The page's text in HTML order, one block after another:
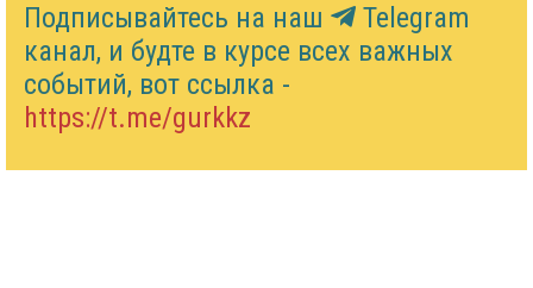
Подписывайтесь на наш
Telegram
канал, и будте в курсе всех важных
событий, вот ссылка -
https://t.me/gurkkz